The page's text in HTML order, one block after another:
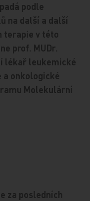
podle
na další a další
terapie v této
prof. MUDr.
lékař leukemické
onkologické
Molekulární
za posledních